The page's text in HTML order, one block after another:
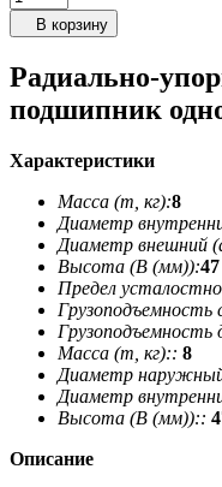
В корзину
Радиально-
подшипник
Характеристики
Масса (m, кг):8
Диаметр
Диаметр внешний
Высота (В (мм)):47
Предел
Грузоподъемность
Масса (m, кг):: 8
Диаметр
Диаметр
Высота (В (мм))::
Описание